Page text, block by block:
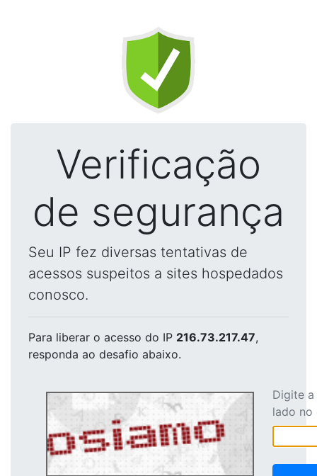
Verificação
de segurança
Seu IP fez diversas tentativas de
acessos suspeitos a sites hospedados
conosco.
Para liberar o acesso do IP 216.73.217.47,
responda ao desafio abaixo.
Digite
lado no